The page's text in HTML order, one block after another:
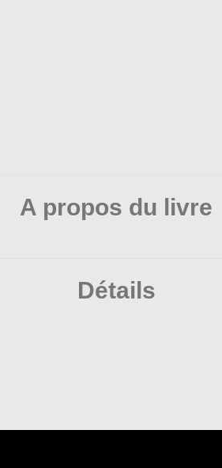
A propos du livre
Détails